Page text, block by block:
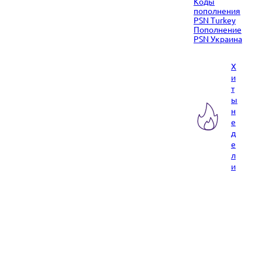
пополнения
PSN Turkey
Пополнение
PSN Украина
Х
и
т
ы
н
е
д
е
л
и